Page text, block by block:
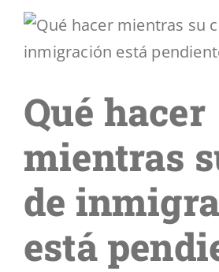
Videos
Segmentos
Blog
Contáctenos
View
Larger
Qué hacer
mientras
de
está